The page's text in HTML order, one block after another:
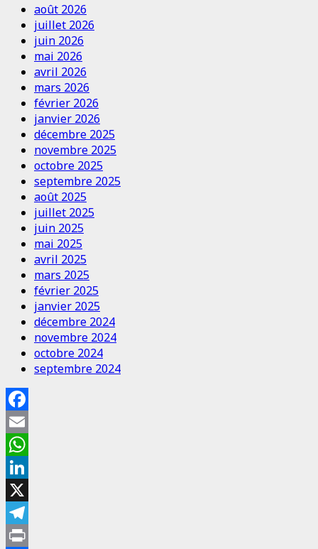
août 2026
juillet 2026
juin 2026
mai 2026
avril 2026
mars 2026
février 2026
janvier 2026
décembre 2025
novembre 2025
octobre 2025
septembre 2025
août 2025
juillet 2025
juin 2025
mai 2025
avril 2025
mars 2025
février 2025
janvier 2025
décembre 2024
novembre 2024
octobre 2024
septembre 2024
Facebook
Email
WhatsApp
LinkedIn
X
Telegram